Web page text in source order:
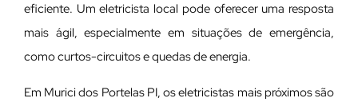
eficiente. Um eletricista local pode oferecer uma resposta
mais ágil, especialmente em situações de emergência,
como curtos-circuitos e quedas de energia.
Em Murici dos Portelas PI, os eletricistas mais próximos são